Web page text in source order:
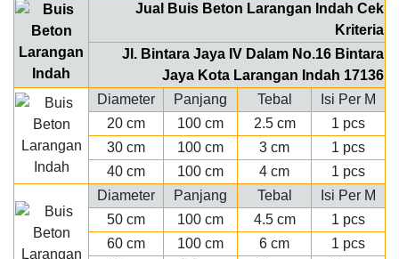
Jual Buis Beton Larangan Indah Cek
Kriteria
Jl. Bintara Jaya IV Dalam No.16 Bintara
Jaya Kota Larangan Indah 17136
Diameter
Panjang Tebal
Isi Per M
20 cm
100 cm 2.5 cm
1 pcs
30 cm
100 cm 3 cm
1 pcs
40 cm
100 cm 4 cm
1 pcs
Diameter
Panjang Tebal
Isi Per M
50 cm
100 cm 4.5 cm
1 pcs
60 cm
100 cm 6 cm
1 pcs